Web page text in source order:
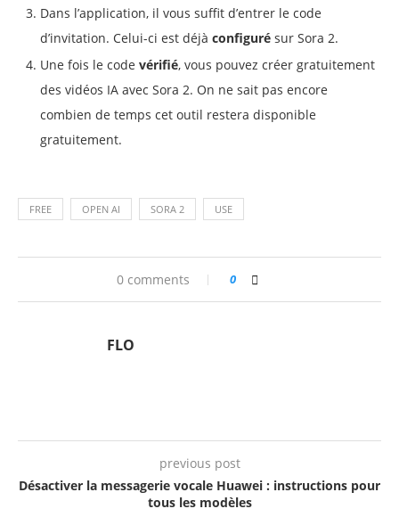
Dans l’application, il vous suffit d’entrer le code
d’invitation. Celui-ci est déjà configuré sur Sora 2.
Une fois le code vérifié, vous pouvez créer gratuitement
des vidéos IA avec Sora 2. On ne sait pas encore
combien de temps cet outil restera disponible
gratuitement.
FREE OPEN AI SORA 2 USE
0 comments 0
FLO
previous post
Désactiver la messagerie vocale Huawei : instructions pour
tous les modèles